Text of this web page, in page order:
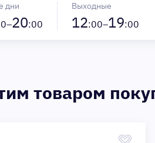
дни
20:00
Выходные
12:00–19:00
товаром